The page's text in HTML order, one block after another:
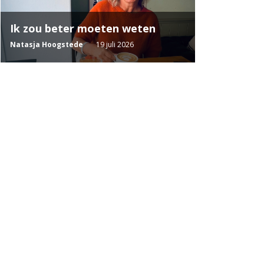
Ik zou beter moeten weten
Natasja Hoogstede 19 juli 2026